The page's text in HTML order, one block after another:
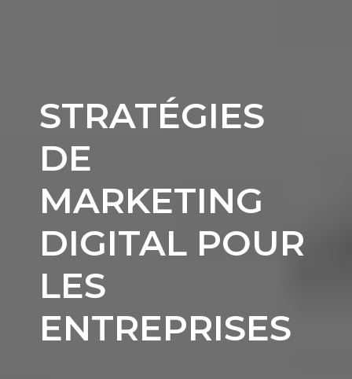
STRATÉGIES
DE
MARKETING
DIGITAL POUR
LES
ENTREPRISES